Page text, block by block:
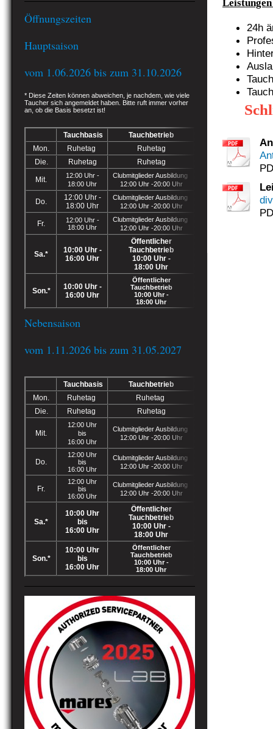
Öffnungszeiten
Hauptsaison
vom 1.06.2026 bis zum 31.10.2026
* Diese Zeiten können abweichen, je nachdem, wie viele
Taucher sich angemeldet haben. Bitte ruft immer vorher
an, ob die Basis besetzt ist!
Tauchbasis
Tauchbetrieb
Mon.
Ruhetag
Ruhetag
Die.
Ruhetag Ruhetag
Mit.
12:00 Uhr -
18:00 Uhr
Clubmitglieder Ausbildung
12:00 Uhr -20:00 Uhr
Do.
12:00 Uhr -
18:00 Uhr
Clubmitglieder Ausbildung
12:00 Uhr -20:00 Uhr
Fr.
12:00 Uhr -
18:00 Uhr
Clubmitglieder Ausbildung
12:00 Uhr -20:00 Uhr
Sa.*
10:00 Uhr -
16:00 Uhr
Öffentlicher
Tauchbetrieb
10:00 Uhr -
18:00 Uhr
Son.*
10:00 Uhr -
16:00 Uhr
Öffentlicher
Tauchbetrieb
10:00 Uhr -
18:00 Uhr
Nebensaison
vom 1.11.2026 bis zum 31.05.2027
Tauchbasis
Tauchbetrieb
Mon.
Ruhetag
Ruhetag
Die.
Ruhetag Ruhetag
Mit.
12:00 Uhr
bis
16:00 Uhr
Clubmitglieder Ausbildung
12:00 Uhr -20:00 Uhr
Do.
12:00 Uhr
bis
16:00 Uhr
Clubmitglieder Ausbildung
12:00 Uhr -20:00 Uhr
Fr.
12:00 Uhr
bis
16:00 Uhr
Clubmitglieder Ausbildung
12:00 Uhr -20:00 Uhr
Sa.*
10:00 Uhr
bis
16:00 Uhr
Öffentlicher
Tauchbetrieb
10:00 Uhr -
18:00 Uhr
Son.*
10:00 Uhr
bis
16:00 Uhr
Öffentlicher
Tauchbetrieb
10:00 Uhr -
18:00 Uhr
24h